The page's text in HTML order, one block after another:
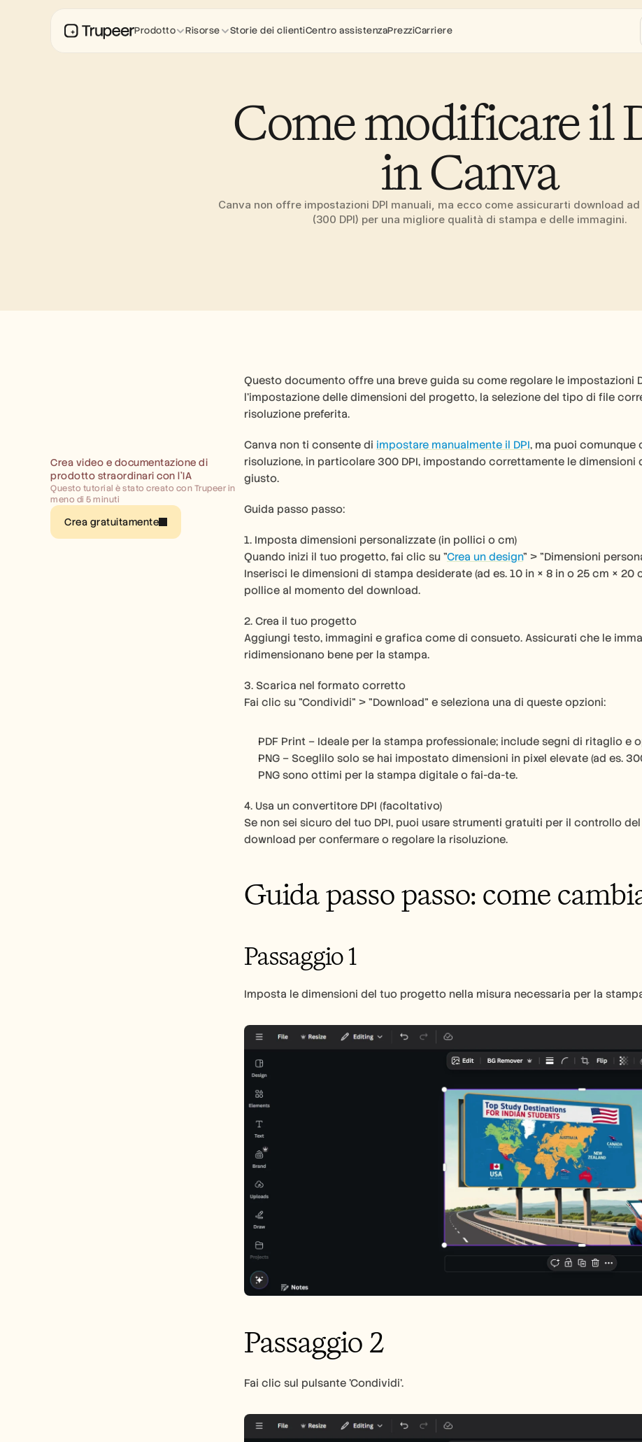
Come modificare il
in Canva
Canva non offre impostazioni DPI manuali, ma ecco come assicurarti download
(300 DPI) per una migliore qualità di stampa e delle immagini.
Crea video e documentazione di
prodotto straordinari con l’IA
Questo tutorial è stato creato con Trupeer in
meno di 5 minuti
Crea gratuitamente
Questo documento offre una breve guida su come regolare le impostazioni
l'impostazione delle dimensioni del progetto, la selezione del tipo di file
risoluzione preferita.
Canva non ti consente di impostare manualmente il DPI, ma puoi comunque
risoluzione, in particolare 300 DPI, impostando correttamente le
giusto.
Guida passo passo:
1. Imposta dimensioni personalizzate (in pollici o cm)
Quando inizi il tuo progetto, fai clic su "Crea un design" > "Dimensioni
Inserisci le dimensioni di stampa desiderate (ad es. 10 in × 8 in o 25 cm × 20
pollice al momento del download.
2. Crea il tuo progetto
Aggiungi testo, immagini e grafica come di consueto. Assicurati che le
ridimensionano bene per la stampa.
3. Scarica nel formato corretto
Fai clic su "Condividi" > "Download" e seleziona una di queste opzioni:
PDF Print – Ideale per la stampa professionale; include segni di ritaglio e
PNG – Sceglilo solo se hai impostato dimensioni in pixel elevate (ad es.
PNG sono ottimi per la stampa digitale o fai-da-te.
4. Usa un convertitore DPI (facoltativo)
Se non sei sicuro del tuo DPI, puoi usare strumenti gratuiti per il controllo
download per confermare o regolare la risoluzione.
Guida passo passo: come
Passaggio 1
Imposta le dimensioni del tuo progetto nella misura necessaria per la
Passaggio 2
Fai clic sul pulsante 'Condividi'.
Prodotto Risorse Storie dei clientiCentro assistenzaPrezziCarriere